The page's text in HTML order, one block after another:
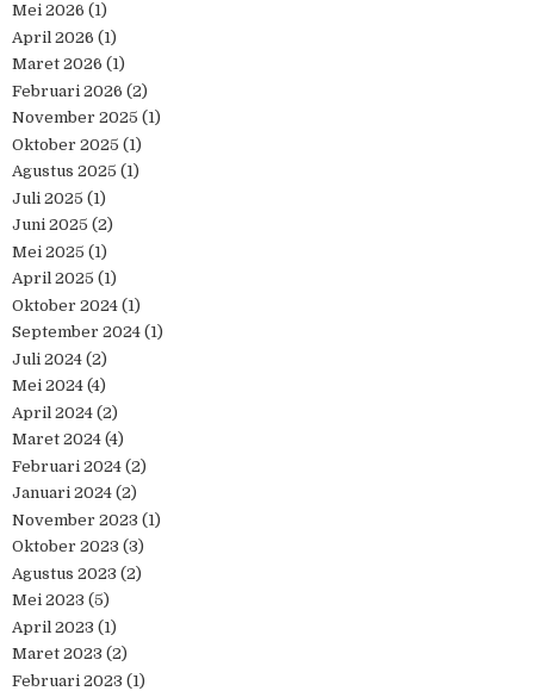
Mei 2026 (1)
April 2026 (1)
Maret 2026 (1)
Februari 2026 (2)
November 2025 (1)
Oktober 2025 (1)
Agustus 2025 (1)
Juli 2025 (1)
Juni 2025 (2)
Mei 2025 (1)
April 2025 (1)
Oktober 2024 (1)
September 2024 (1)
Juli 2024 (2)
Mei 2024 (4)
April 2024 (2)
Maret 2024 (4)
Februari 2024 (2)
Januari 2024 (2)
November 2023 (1)
Oktober 2023 (3)
Agustus 2023 (2)
Mei 2023 (5)
April 2023 (1)
Maret 2023 (2)
Februari 2023 (1)